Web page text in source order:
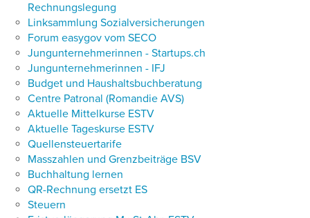
Rechnungslegung
Linksammlung Sozialversicherungen
Forum easygov vom SECO
Jungunternehmerinnen - Startups.ch
Jungunternehmerinnen - IFJ
Budget und Haushaltsbuchberatung
Centre Patronal (Romandie AVS)
Aktuelle Mittelkurse ESTV
Aktuelle Tageskurse ESTV
Quellensteuertarife
Masszahlen und Grenzbeiträge BSV
Buchhaltung lernen
QR-Rechnung ersetzt ES
Steuern